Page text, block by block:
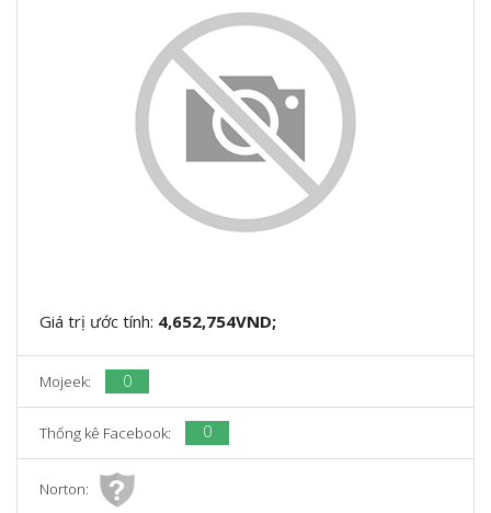
Giá trị ước tính: 4,652,754VND;
Mojeek: 0
Thống kê Facebook: 0
Norton: